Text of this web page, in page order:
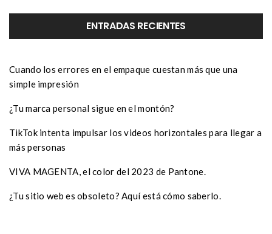
ENTRADAS RECIENTES
Cuando los errores en el empaque cuestan más que una
simple impresión
¿Tu marca personal sigue en el montón?
TikTok intenta impulsar los videos horizontales para llegar a
más personas
VIVA MAGENTA, el color del 2023 de Pantone.
¿Tu sitio web es obsoleto? Aquí está cómo saberlo.